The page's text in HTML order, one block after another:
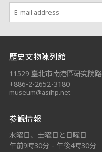
:::
歷史文物陳列館
11529 臺北市南港區研究院
+886-2-2652-3180
museum@asihp.net
参観情報
水曜日、土曜日と日曜日
午前9時30分 - 午後4時30分